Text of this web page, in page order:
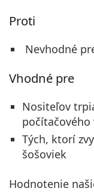
Proti
Nevhodné
Vhodné pre
Nositeľov
počítačového
Tých, ktorí
šošoviek
Hodnotenie